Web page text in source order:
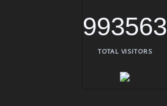
993563
TOTAL VISITORS